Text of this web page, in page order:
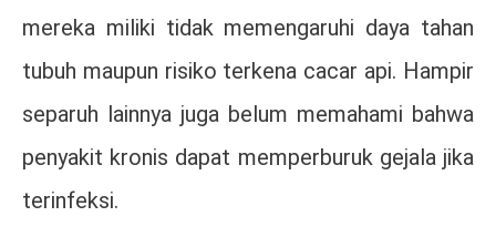
mereka miliki tidak memengaruhi daya tahan
tubuh maupun risiko terkena cacar api. Hampir
separuh lainnya juga belum memahami bahwa
penyakit kronis dapat memperburuk gejala jika
terinfeksi.